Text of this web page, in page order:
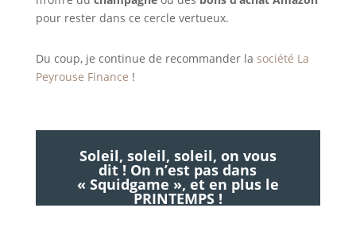
pour rester dans ce cercle vertueux.
Du coup, je continue de recommander la société La
Peyrouse Finance !
Soleil, soleil, soleil, on vous
dit ! On n’est pas dans
« Squidgame », et en plus le
PRINTEMPS !